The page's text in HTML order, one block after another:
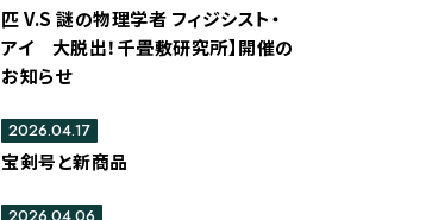
匹 V.S 謎の物理学者 フィジシスト・
アイ 大脱出！千畳敷研究所】開催の
お知らせ
宝剣号と新商品
2026.04.17